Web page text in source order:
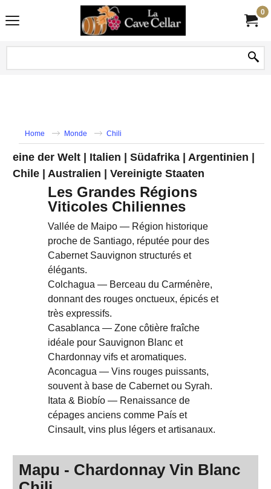
0
Home Monde Chili
eine der Welt | Italien | Südafrika | Argentinien |
Chile | Australien | Vereinigte Staaten
Les Grandes Régions
Viticoles Chiliennes
Vallée de Maipo — Région historique
proche de Santiago, réputée pour des
Cabernet Sauvignon structurés et
élégants.
Colchagua — Berceau du Carménère,
donnant des rouges onctueux, épicés et
très expressifs.
Casablanca — Zone côtière fraîche
idéale pour Sauvignon Blanc et
Chardonnay vifs et aromatiques.
Aconcagua — Vins rouges puissants,
souvent à base de Cabernet ou Syrah.
Itata & Biobío — Renaissance de
cépages anciens comme País et
Cinsault, vins plus légers et artisanaux.
Mapu - Chardonnay Vin Blanc